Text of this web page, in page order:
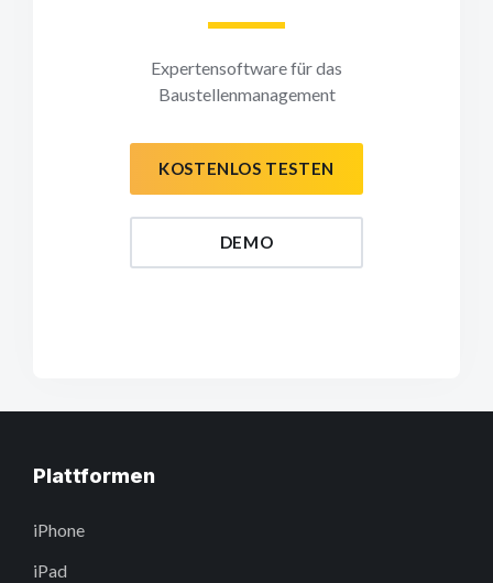
Expertensoftware für das
Baustellenmanagement
KOSTENLOS TESTEN
DEMO
Plattformen
iPhone
iPad